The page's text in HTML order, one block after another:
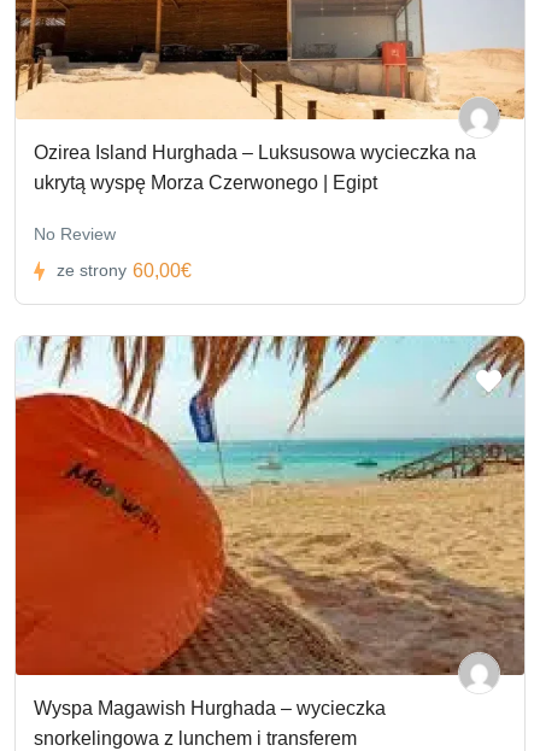
Ozirea Island Hurghada – Luksusowa wycieczka na
ukrytą wyspę Morza Czerwonego | Egipt
No Review
ze strony 60,00€
Wyspa Magawish Hurghada – wycieczka
snorkelingowa z lunchem i transferem